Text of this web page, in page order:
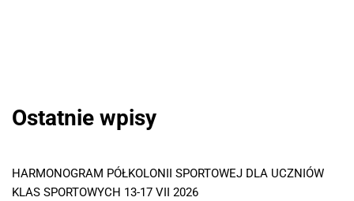
Ostatnie wpisy
HARMONOGRAM PÓŁKOLONII SPORTOWEJ DLA UCZNIÓW
KLAS SPORTOWYCH 13-17 VII 2026